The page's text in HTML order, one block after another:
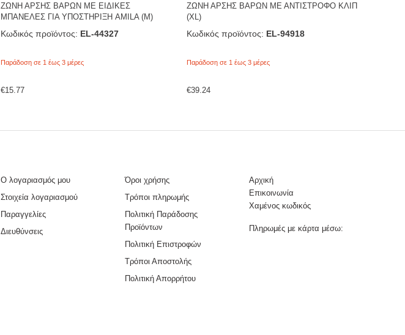
ΖΩΝΗ ΑΡΣΗΣ ΒΑΡΩΝ ΜΕ ΕΙΔΙΚΕΣ
ΜΠΑΝΕΛΕΣ ΓΙΑ ΥΠΟΣΤΗΡΙΞΗ AMILA (M)
Κωδικός προϊόντος: EL-44327
Παράδοση σε 1 έως 3 μέρες
€15.77
ΖΩΝΗ ΑΡΣΗΣ ΒΑΡΩΝ ΜΕ ΑΝΤΙΣΤΡΟΦΟ ΚΛΙΠ
(XL)
Κωδικός προϊόντος: EL-94918
Παράδοση σε 1 έως 3 μέρες
€39.24
Ο λογαριασμός μου
Στοιχεία λογαριασμού
Παραγγελίες
Διευθύνσεις
Όροι χρήσης
Τρόποι πληρωμής
Πολιτική Παράδοσης
Προϊόντων
Πολιτική Επιστροφών
Τρόποι Αποστολής
Πολιτική Απορρήτου
Αρχική
Επικοινωνία
Χαμένος κωδικός
Πληρωμές με κάρτα μέσω: